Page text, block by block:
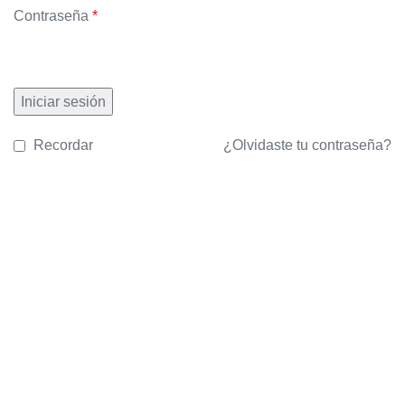
Contraseña *
Iniciar sesión
¿Olvidaste tu contraseña?
Recordar